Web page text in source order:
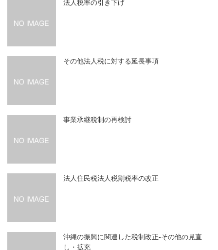
法人税率の引き下げ
その他法人税に対する延長事項
事業承継税制の再検討
法人住民税法人税割税率の改正
沖縄の振興に関連した税制改正‐その他の見直
し・拡充